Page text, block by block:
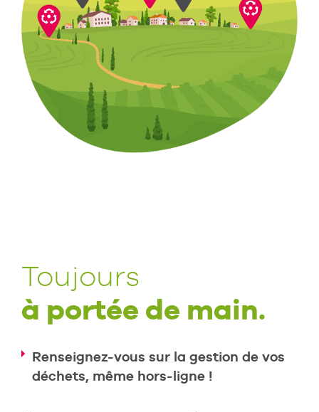
Toujours
à portée de main.
Renseignez-vous sur la gestion de vos
déchets, même hors-ligne !